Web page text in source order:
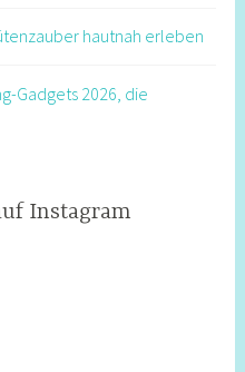
hautnah erleben
Gadgets 2026, die
Instagram